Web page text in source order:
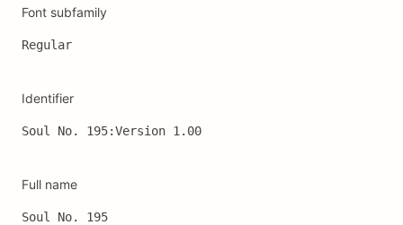
Font subfamily
Regular
Identifier
Soul No. 195:Version 1.00
Full name
Soul No. 195